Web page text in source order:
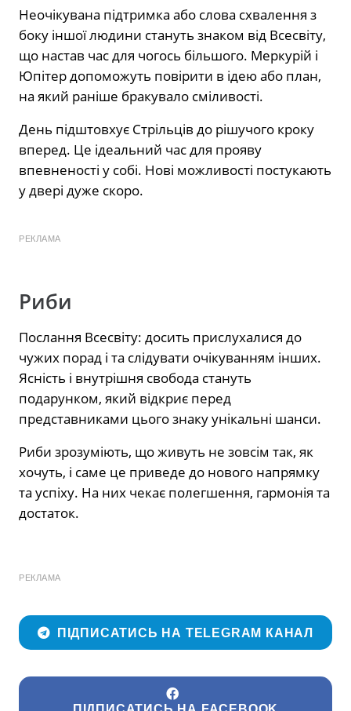
Неочікувана підтримка або слова схвалення з
боку іншої людини стануть знаком від Всесвіту,
що настав час для чогось більшого. Меркурій і
Юпітер допоможуть повірити в ідею або план,
на який раніше бракувало сміливості.
День підштовхує Стрільців до рішучого кроку
вперед. Це ідеальний час для прояву
впевненості у собі. Нові можливості постукають
у двері дуже скоро.
РЕКЛАМА
Риби
Послання Всесвіту: досить прислухалися до
чужих порад і та слідувати очікуванням інших.
Ясність і внутрішня свобода стануть
подарунком, який відкриє перед
представниками цього знаку унікальні шанси.
Риби зрозуміють, що живуть не зовсім так, як
хочуть, і саме це приведе до нового напрямку
та успіху. На них чекає полегшення, гармонія та
достаток.
РЕКЛАМА
ПІДПИСАТИСЬ НА TELEGRAM КАНАЛ